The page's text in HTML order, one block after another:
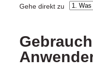
Gehe direkt zu